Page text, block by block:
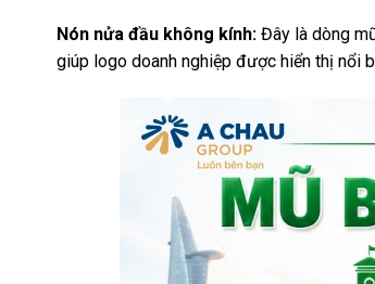
Nón nửa đầu không kính: Đây là dòng
giúp logo doanh nghiệp được hiển thị nổi